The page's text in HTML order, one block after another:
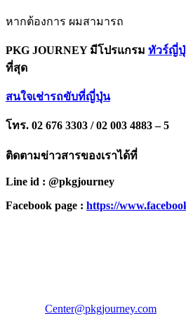
หากต้องการ ผมสามารถ
PKG JOURNEY มีโปรแกรม ทัวร์ญี่
ที่สุด
สนใจเช่ารถขับที่ญี่ปุ่น
โทร. 02 676 3303 / 02 003 4883 – 5
ติดตามข่าวสารของเราได้ที่
Line id : @pkgjourney
Facebook page : https://
Center@pkgjourney.com